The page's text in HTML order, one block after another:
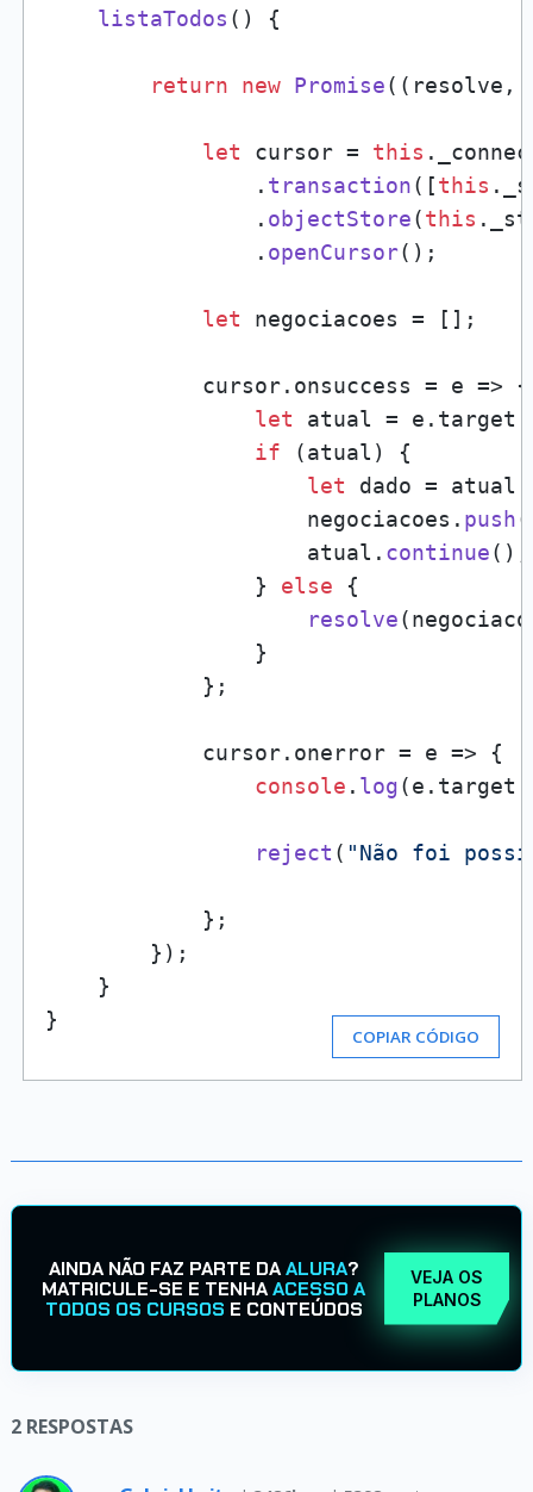
listaTodos ( ) {
return new Promise( ( resolve,
let cursor = this .
                .
transaction([this .
                .
objectStore(this .
                .
openCursor();
let negociacoes = [];
            cursor.
onsuccess = e => {
let atual = e. target
if (atual) {
let dado = atual.
                    negociacoes.
push(
                    atual.
continue();
                }
else {
resolve
                }
            };
            cursor.
onerror = e => {
console . log(e. target
reject ( "Não foi
            };
        });
    }
}
COPIAR CÓDIGO
AINDA NÃO FAZ PARTE DAALURA?
MATRICULE-SE E TENHAACESSO A
TODOS OS CURSOS E CONTEÚDOS
VEJA OS
PLANOS
2 RESPOSTAS